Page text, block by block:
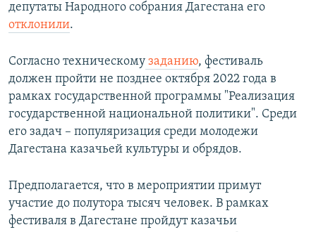
депутаты Народного собрания Дагестана его
отклонили.
Согласно техническому заданию, фестиваль
должен пройти не позднее октября 2022 года в
рамках государственной программы "Реализация
государственной национальной политики". Среди
его задач – популяризация среди молодежи
Дагестана казачьей культуры и обрядов.
Предполагается, что в мероприятии примут
участие до полутора тысяч человек. В рамках
фестиваля в Дагестане пройдут казачьи